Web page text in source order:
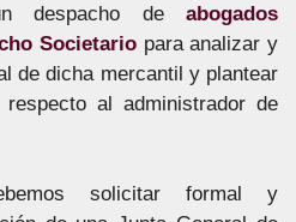
despacho de abogados
Societario para analizar y
de dicha mercantil y plantear
al administrador de
solicitar formal y